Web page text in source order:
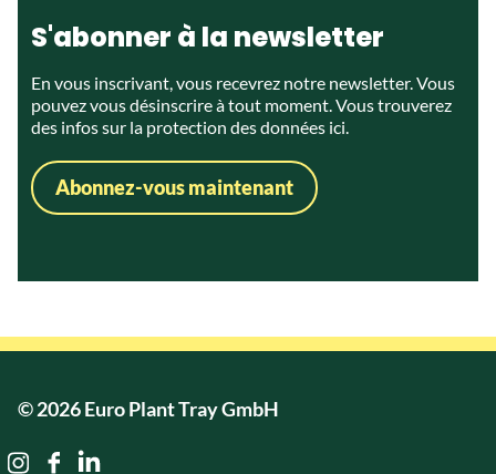
S'abonner à la newsletter
En vous inscrivant, vous recevrez notre newsletter. Vous
pouvez vous désinscrire à tout moment. Vous trouverez
des infos sur la protection des données ici.
Abonnez-vous maintenant
© 2026 Euro Plant Tray GmbH